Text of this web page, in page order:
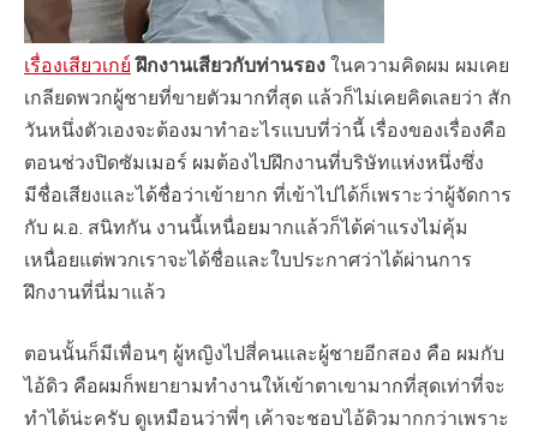
เรื่องเสียวเกย์ ฝึกงานเสียวกับท่านรอง ในความคิดผม ผมเคย
เกลียดพวกผู้ชายที่ขายตัวมากที่สุด แล้วก็ไม่เคยคิดเลยว่า สัก
วันหนึ่งตัวเองจะต้องมาทำอะไรแบบที่ว่านี้ เรื่องของเรื่องคือ
ตอนช่วงปิดซัมเมอร์ ผมต้องไปฝึกงานที่บริษัทแห่งหนึ่งซึ่ง
มีชื่อเสียงและได้ชื่อว่าเข้ายาก ที่เข้าไปได้ก็เพราะว่าผู้จัดการ
กับ ผ.อ. สนิทกัน งานนี้เหนื่อยมากแล้วก็ได้ค่าแรงไม่คุ้ม
เหนื่อยแต่พวกเราจะได้ชื่อและใบประกาศว่าได้ผ่านการ
ฝึกงานที่นี่มาแล้ว
ตอนนั้นก็มีเพื่อนๆ ผู้หญิงไปสี่คนและผู้ชายอีกสอง คือ ผมกับ
ไอ้ดิว คือผมก็พยายามทำงานให้เข้าตาเขามากที่สุดเท่าที่จะ
ทำได้น่ะครับ ดูเหมือนว่าพี่ๆ เค้าจะชอบไอ้ดิวมากกว่าเพราะ